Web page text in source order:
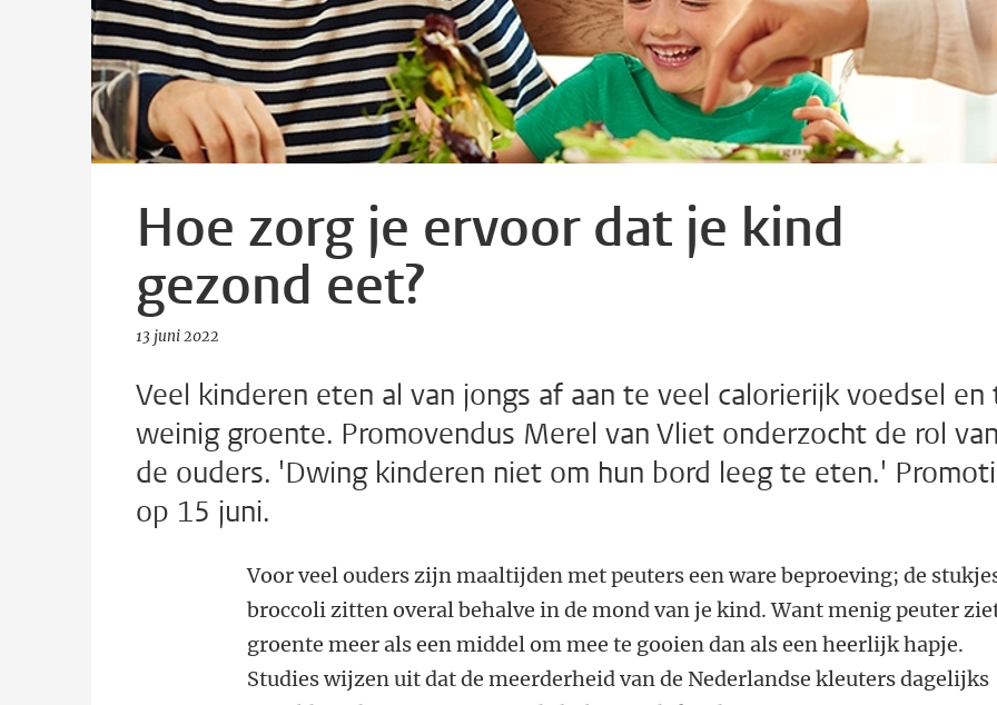
Hoe zorg je ervoor dat je kind
gezond eet?
13 juni 2022
Veel kinderen eten al van jongs af aan te veel calorierijk voedsel en
weinig groente. Promovendus Merel van Vliet onderzocht de rol van
de ouders. 'Dwing kinderen niet om hun bord leeg te eten.'
op 15 juni.
Voor veel ouders zijn maaltijden met peuters een ware beproeving; de
broccoli zitten overal behalve in de mond van je kind. Want menig peuter
groente meer als een middel om mee te gooien dan als een heerlijk hapje.
Studies wijzen uit dat de meerderheid van de Nederlandse kleuters dagelijks